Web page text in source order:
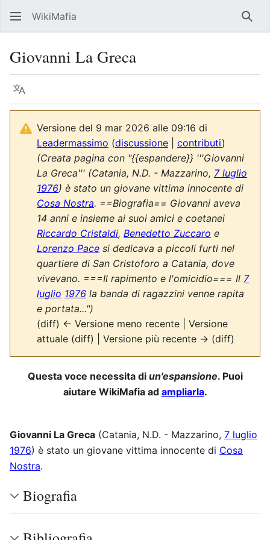
WikiMafia
Giovanni La Greca
Lingua
Versione del 9 mar 2026 alle 09:16 di
Leadermassimo (discussione contributi)
(Creata pagina con "{{espandere}} '''Giovanni
La Greca''' (Catania, N.D. - Mazzarino, 7 luglio
1976) è stato un giovane vittima innocente di
Cosa Nostra. ==Biografia== Giovanni aveva
14 anni e insieme ai suoi amici e coetanei
Riccardo Cristaldi, Benedetto Zuccaro e
Lorenzo Pace si dedicava a piccoli furti nel
quartiere di San Cristoforo a Catania, dove
vivevano. ===Il rapimento e l'omicidio=== Il 7
luglio 1976 la banda di ragazzini venne rapita
e portata...")
(diff) ← Versione meno recente | Versione
attuale (diff) | Versione più recente → (diff)
Questa voce necessita di un'espansione. Puoi
aiutare WikiMafia ad ampliarla.
Giovanni La Greca (Catania, N.D. - Mazzarino, 7 luglio
1976) è stato un giovane vittima innocente di Cosa
Nostra.
Biografia